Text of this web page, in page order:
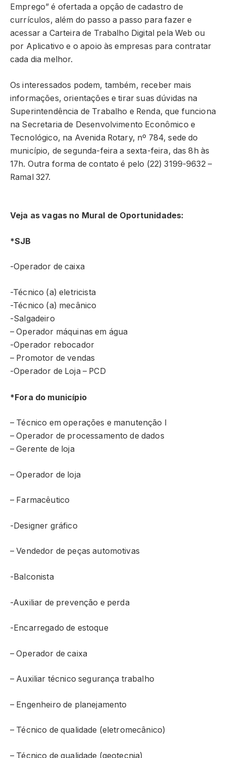
Emprego” é ofertada a opção de cadastro de
currículos, além do passo a passo para fazer e
acessar a Carteira de Trabalho Digital pela Web ou
por Aplicativo e o apoio às empresas para contratar
cada dia melhor.
Os interessados podem, também, receber mais
informações, orientações e tirar suas dúvidas na
Superintendência de Trabalho e Renda, que funciona
na Secretaria de Desenvolvimento Econômico e
Tecnológico, na Avenida Rotary, nº 784, sede do
município, de segunda-feira a sexta-feira, das 8h às
17h. Outra forma de contato é pelo (22) 3199-9632 –
Ramal 327.
Veja as vagas no Mural de Oportunidades:
*SJB
-Operador de caixa
-Técnico (a) eletricista
-Técnico (a) mecânico
-Salgadeiro
– Operador máquinas em água
-Operador rebocador
– Promotor de vendas
-Operador de Loja – PCD
*Fora do município
– Técnico em operações e manutenção I
– Operador de processamento de dados
– Gerente de loja
– Operador de loja
– Farmacêutico
-Designer gráfico
– Vendedor de peças automotivas
-Balconista
-Auxiliar de prevenção e perda
-Encarregado de estoque
– Operador de caixa
– Auxiliar técnico segurança trabalho
– Engenheiro de planejamento
– Técnico de qualidade (eletromecânico)
– Técnico de qualidade (geotecnia)